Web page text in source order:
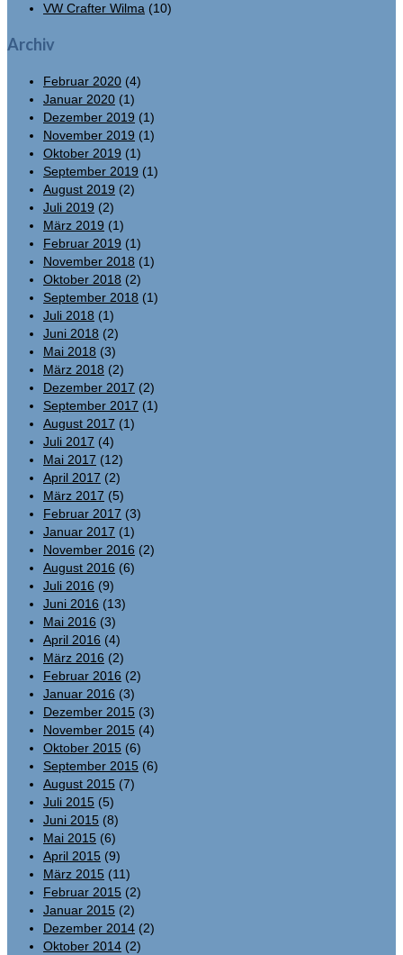
VW Crafter Wilma (10)
Archiv
Februar 2020 (4)
Januar 2020 (1)
Dezember 2019 (1)
November 2019 (1)
Oktober 2019 (1)
September 2019 (1)
August 2019 (2)
Juli 2019 (2)
März 2019 (1)
Februar 2019 (1)
November 2018 (1)
Oktober 2018 (2)
September 2018 (1)
Juli 2018 (1)
Juni 2018 (2)
Mai 2018 (3)
März 2018 (2)
Dezember 2017 (2)
September 2017 (1)
August 2017 (1)
Juli 2017 (4)
Mai 2017 (12)
April 2017 (2)
März 2017 (5)
Februar 2017 (3)
Januar 2017 (1)
November 2016 (2)
August 2016 (6)
Juli 2016 (9)
Juni 2016 (13)
Mai 2016 (3)
April 2016 (4)
März 2016 (2)
Februar 2016 (2)
Januar 2016 (3)
Dezember 2015 (3)
November 2015 (4)
Oktober 2015 (6)
September 2015 (6)
August 2015 (7)
Juli 2015 (5)
Juni 2015 (8)
Mai 2015 (6)
April 2015 (9)
März 2015 (11)
Februar 2015 (2)
Januar 2015 (2)
Dezember 2014 (2)
Oktober 2014 (2)